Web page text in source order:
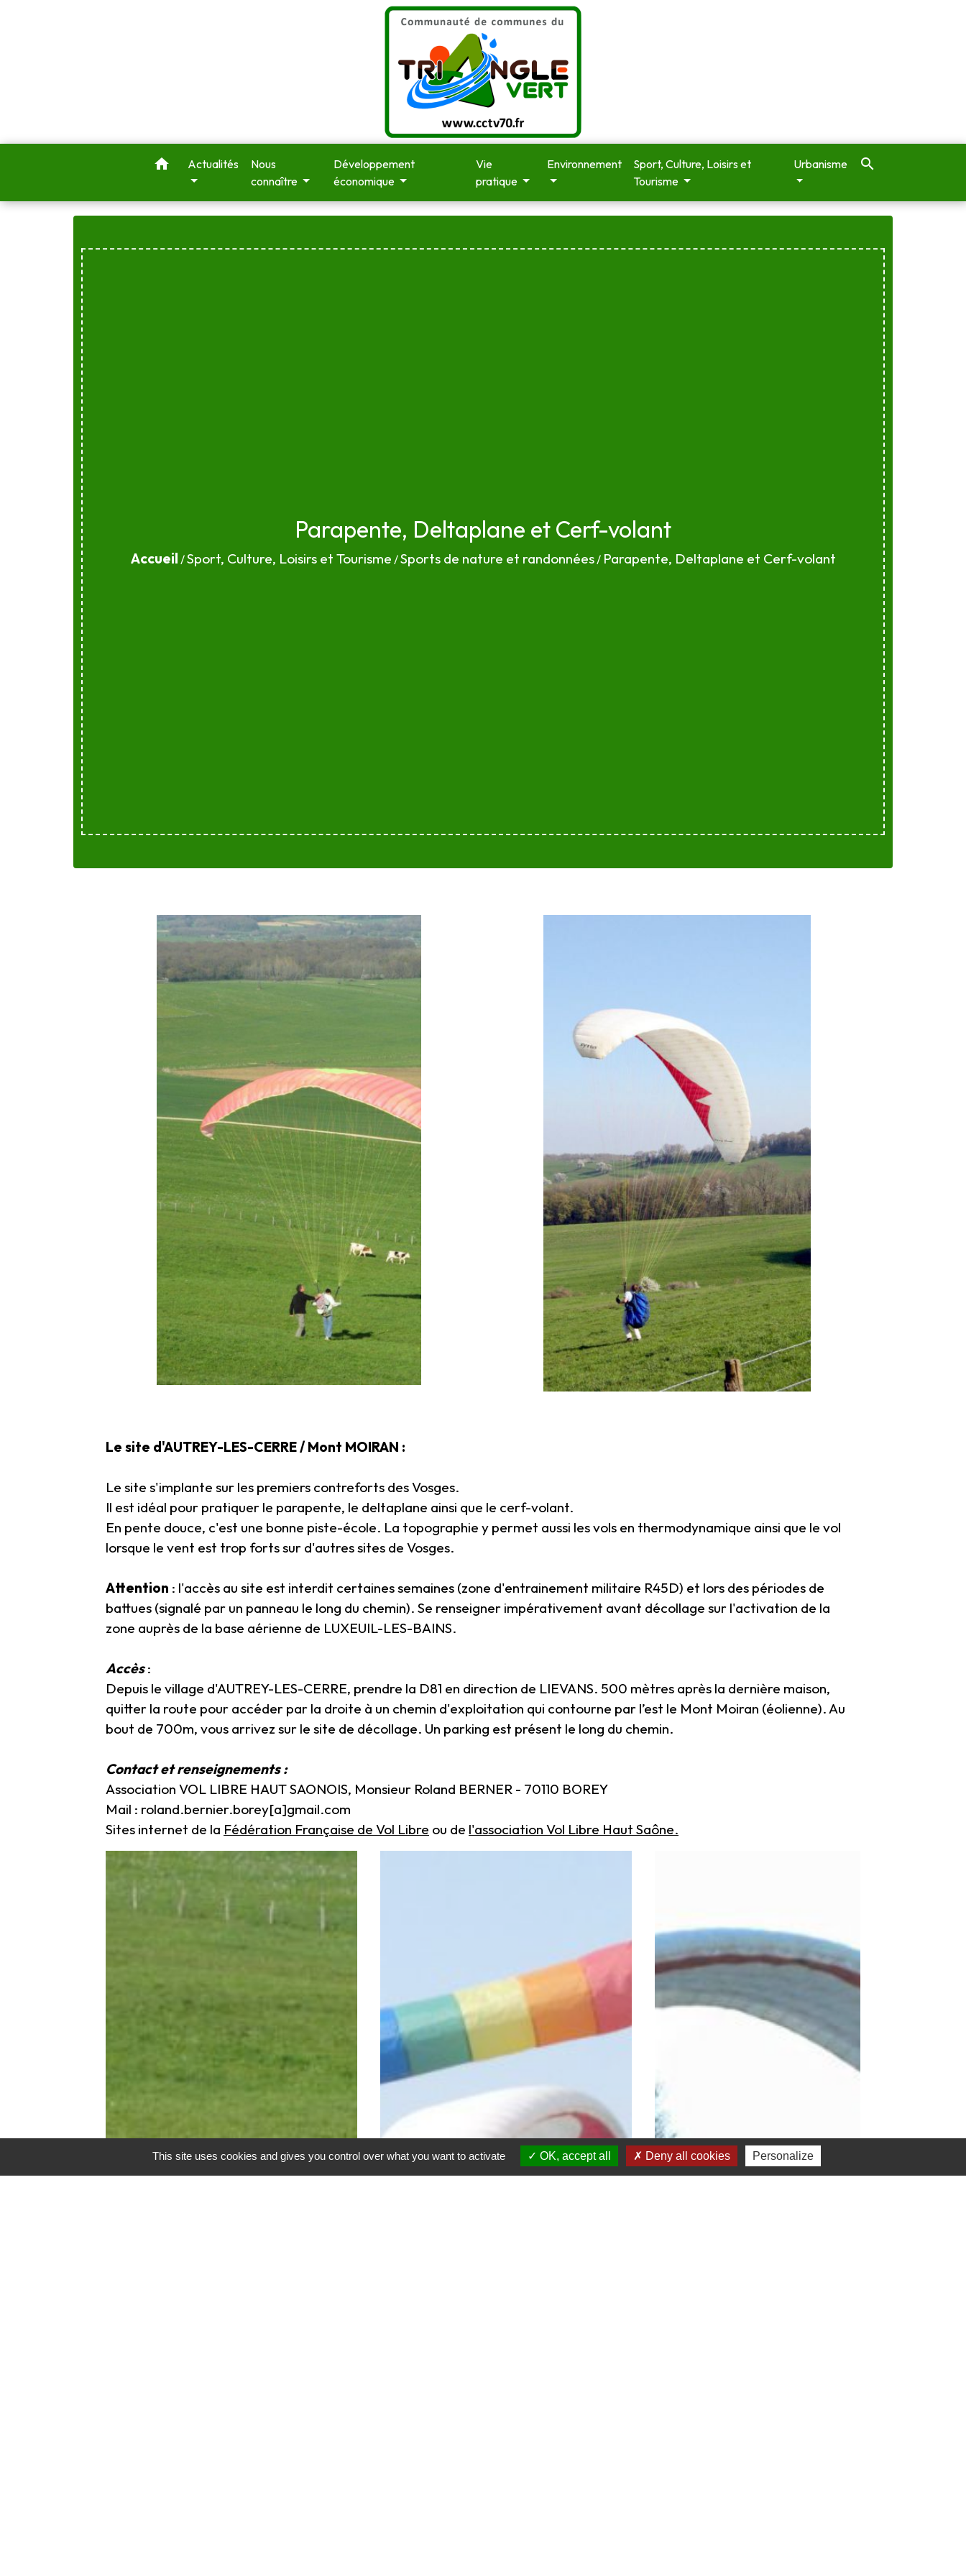
home Actualités
Nous
connaître
Développement
économique
Vie
pratique
Environnement
Sport, Culture, Loisirs et
Tourisme
Urbanisme search
Parapente, Deltaplane et Cerf-volant
Accueil /Sport, Culture, Loisirs et Tourisme /Sports de nature et randonnées/ Parapente, Deltaplane et Cerf-volant
Le site d'AUTREY-LES-CERRE / Mont MOIRAN :
Le site s'implante sur les premiers contreforts des Vosges.
Il est idéal pour pratiquer le parapente, le deltaplane ainsi que le cerf-volant.
En pente douce, c'est une bonne piste-école. La topographie y permet aussi les vols en thermodynamique ainsi que le vol
lorsque le vent est trop forts sur d'autres sites de Vosges.
Attention : l'accès au site est interdit certaines semaines (zone d'entrainement militaire R45D) et lors des périodes de
battues (signalé par un panneau le long du chemin). Se renseigner impérativement avant décollage sur l'activation de la
zone auprès de la base aérienne de LUXEUIL-LES-BAINS.
Accès:
Depuis le village d'AUTREY-LES-CERRE, prendre la D81 en direction de LIEVANS. 500 mètres après la dernière maison,
quitter la route pour accéder par la droite à un chemin d'exploitation qui contourne par l’est le Mont Moiran (éolienne). Au
bout de 700m, vous arrivez sur le site de décollage. Un parking est présent le long du chemin.
Contact et renseignements :
Association VOL LIBRE HAUT SAONOIS, Monsieur Roland BERNER - 70110 BOREY
Mail : roland.bernier.borey[a]gmail.com
Sites internet de la Fédération Française de Vol Libre ou de l'association Vol Libre Haut Saône.
This site uses cookies and gives you control over what you want to activate OK, accept all Deny all cookies Personalize